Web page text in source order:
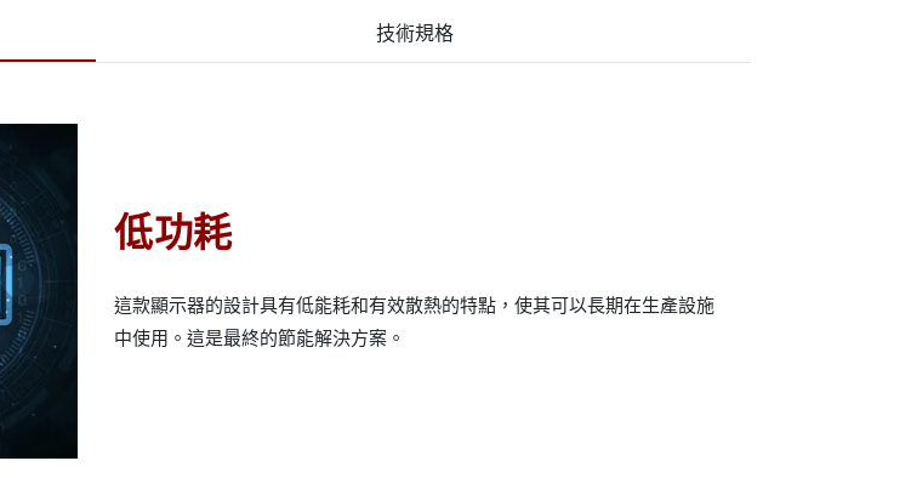
技術規格
低功耗
這款顯示器的設計具有低能耗和有效散熱的特點，使其可以長期在生產設施
中使用。這是最終的節能解決方案。